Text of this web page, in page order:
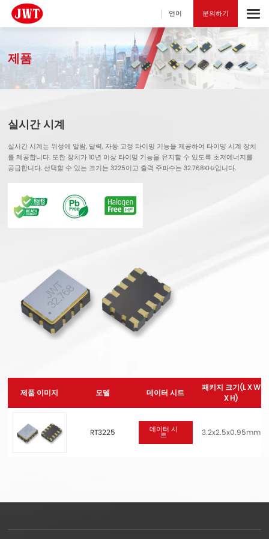
언어 문의하기
제품
실시간 시계
실시간 시계는 위성에 알람, 달력, 자동 교정 타이밍 기능을 제공하여 타이밍 시계 장치
를 제공합니다. 또한 장치가 10년 이상 타이밍 기능을 유지할 수 있도록 초저에너지를
공급합니다. 선택할 수 있는 크기는 3225이고 출력 주파수는 32.768KHz입니다.
제품 이미지 모델 데이터 시트
패키지 크기(L X W
X H)
RT3225 데이터 시
트 3.2x2.5x0.95mm